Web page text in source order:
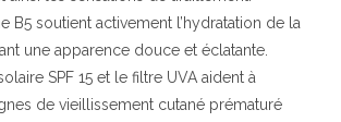
B5 soutient activement l’hydratation de la
une apparence douce et éclatante.
SPF 15 et le filtre UVA aident à
de vieillissement cutané prématuré